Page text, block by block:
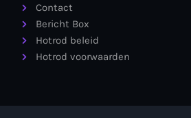
Contact
Bericht Box
Hotrod beleid
Hotrod voorwaarden